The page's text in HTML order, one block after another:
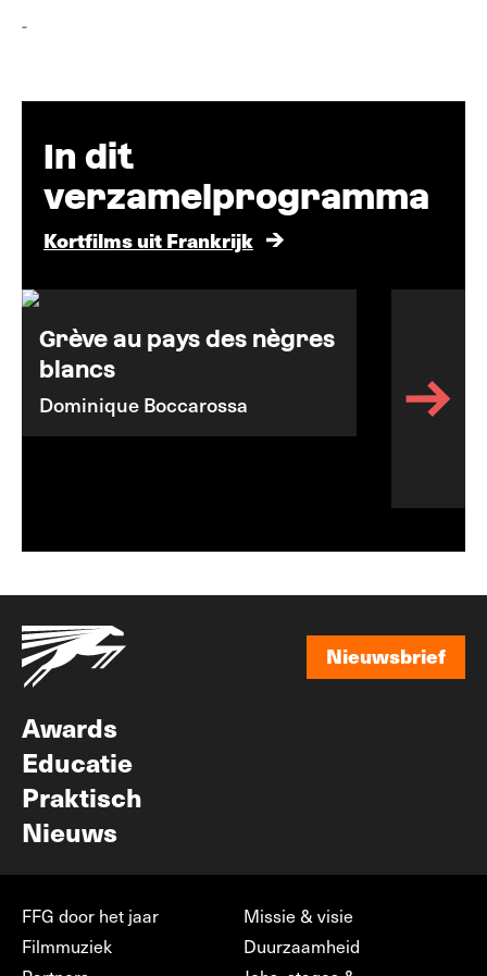
-
In dit
verzamelprogramma
Kortfilms uit Frankrijk
Grève au pays des nègres
blancs
Dominique Boccarossa
Nieuwsbrief
Awards
Educatie
Praktisch
Nieuws
FFG door het jaar
Filmmuziek
Missie & visie
Duurzaamheid